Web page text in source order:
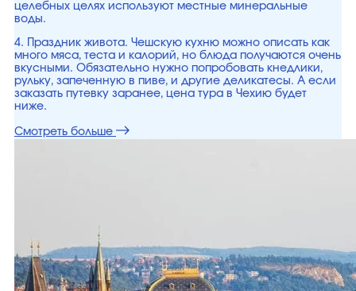
целебных целях используют местные минеральные
воды.
4. Праздник живота. Чешскую кухню можно описать как
много мяса, теста и калорий, но блюда получаются очень
вкусными. Обязательно нужно попробовать кнедлики,
рульку, запеченную в пиве, и другие деликатесы. А если
заказать путевку заранее, цена тура в Чехию будет
ниже.
Смотреть больше